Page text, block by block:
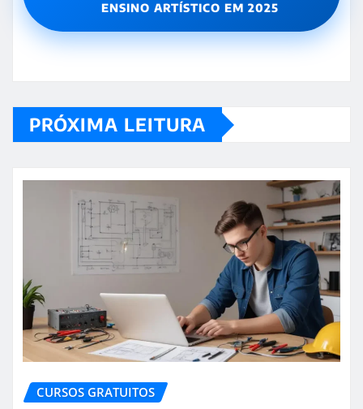
ENSINO ARTÍSTICO EM 2025
PRÓXIMA LEITURA
CURSOS GRATUITOS